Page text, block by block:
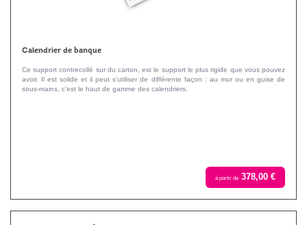
Calendrier de banque
Ce support contrecollé sur du carton, est le support le plus rigide que vous pouvez
avoir. Il est solide et il peut s’utiliser de différente façon : au mur ou en guise de
sous-mains, c’est le haut de gamme des calendriers.
à partir de 378,00 €